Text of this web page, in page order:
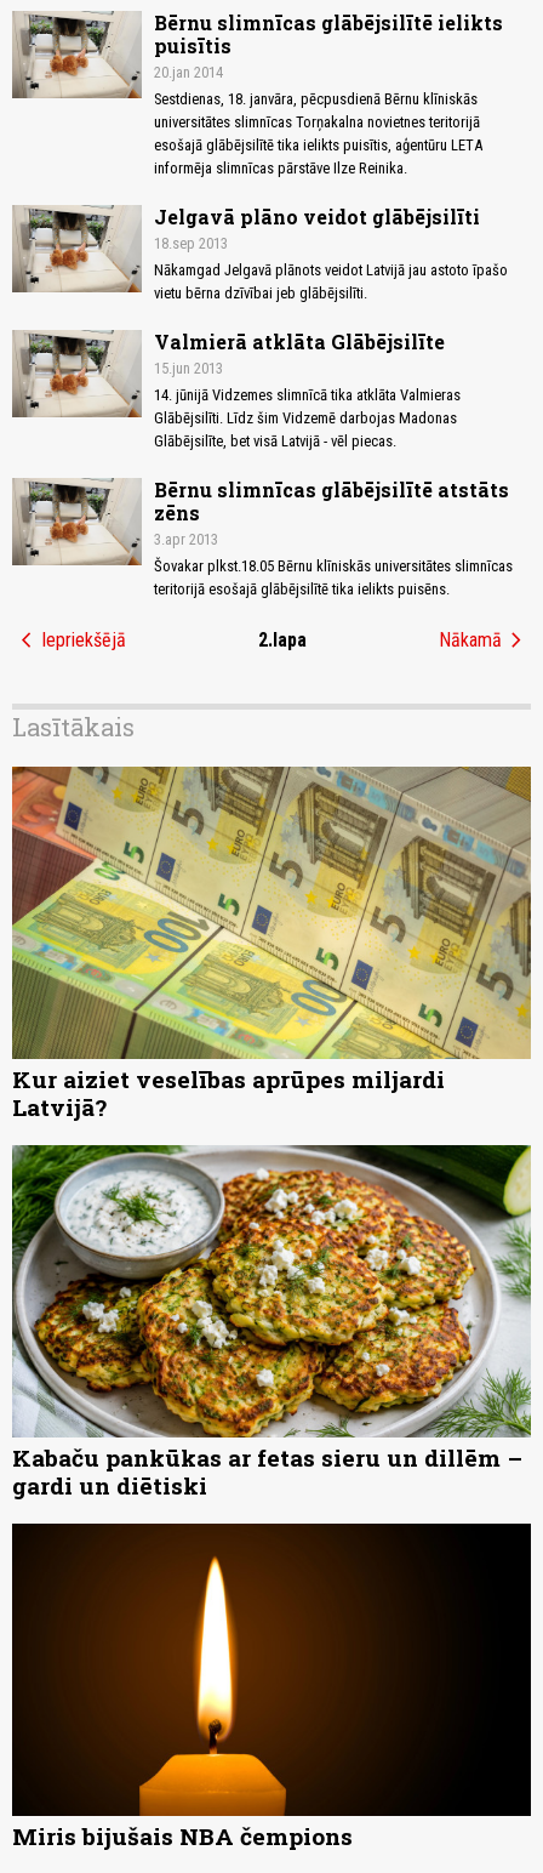
Bērnu slimnīcas glābējsilītē ielikts
puisītis
20.jan 2014
Sestdienas, 18. janvāra, pēcpusdienā Bērnu klīniskās
universitātes slimnīcas Torņakalna novietnes teritorijā
esošajā glābējsilītē tika ielikts puisītis, aģentūru LETA
informēja slimnīcas pārstāve Ilze Reinika.
Jelgavā plāno veidot glābējsilīti
18.sep 2013
Nākamgad Jelgavā plānots veidot Latvijā jau astoto īpašo
vietu bērna dzīvībai jeb glābējsilīti.
Valmierā atklāta Glābējsilīte
15.jun 2013
14. jūnijā Vidzemes slimnīcā tika atklāta Valmieras
Glābējsilīti. Līdz šim Vidzemē darbojas Madonas
Glābējsilīte, bet visā Latvijā - vēl piecas.
Bērnu slimnīcas glābējsilītē atstāts
zēns
3.apr 2013
Šovakar plkst.18.05 Bērnu klīniskās universitātes slimnīcas
teritorijā esošajā glābējsilītē tika ielikts puisēns.
chevron_left Iepriekšējā 2.lapa Nākamā chevron_right
Lasītākais
Kur aiziet veselības aprūpes miljardi
Latvijā?
Kabaču pankūkas ar fetas sieru un dillēm –
gardi un diētiski
Miris bijušais NBA čempions